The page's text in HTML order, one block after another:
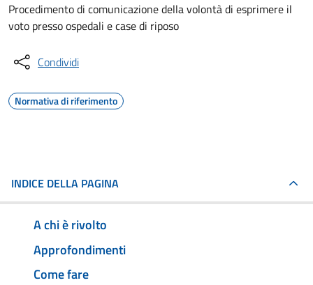
Procedimento di comunicazione della volontà di esprimere il
voto presso ospedali e case di riposo
Condividi
Normativa di riferimento
INDICE DELLA PAGINA
A chi è rivolto
Approfondimenti
Come fare